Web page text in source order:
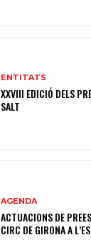
ENTITATS
XXVIII EDICIÓ DELS
SALT
AGENDA
ACTUACIONS DE
CIRC DE GIRONA A